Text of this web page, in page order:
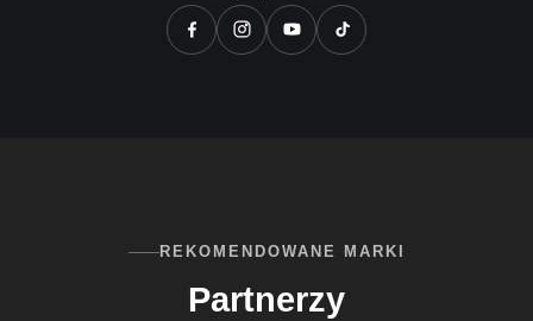
REKOMENDOWANE MARKI
Partnerzy